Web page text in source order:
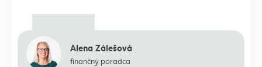
Alena Zálešová
finančný poradca